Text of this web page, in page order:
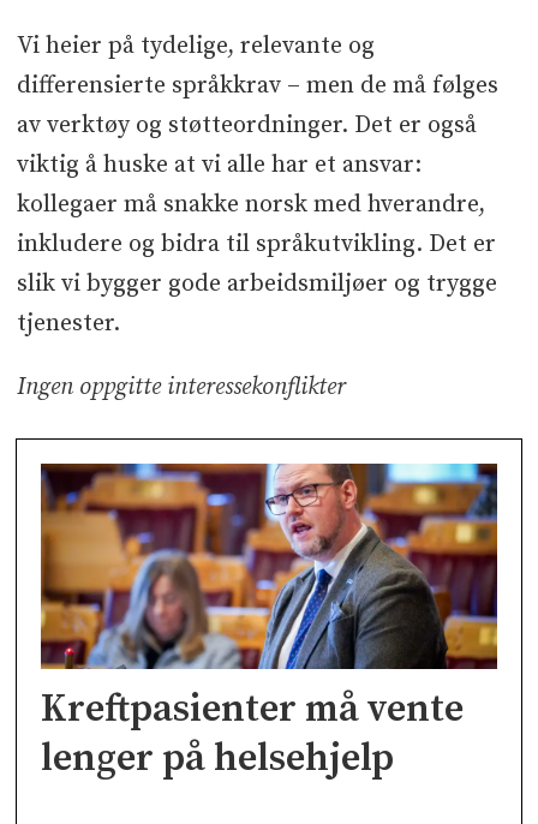
Vi heier på tydelige, relevante og
differensierte språkkrav – men de må følges
av verktøy og støtteordninger. Det er også
viktig å huske at vi alle har et ansvar:
kollegaer må snakke norsk med hverandre,
inkludere og bidra til språkutvikling. Det er
slik vi bygger gode arbeidsmiljøer og trygge
tjenester.
Ingen oppgitte interessekonflikter
Kreftpasienter må vente
lenger på helsehjelp